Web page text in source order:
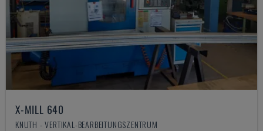
X-MILL 640
KNUTH - VERTIKAL-BEARBEITUNGSZENTRUM